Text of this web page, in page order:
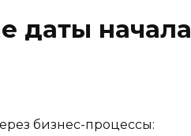
даты начала
бизнес-процессы: